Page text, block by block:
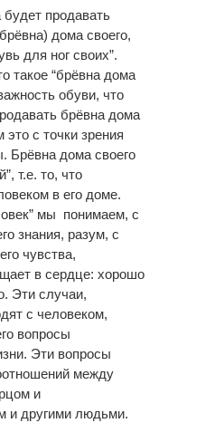
будет продавать
дома своего,
для ног своих”.
такое “брёвна дома
обуви, что
брёвна дома
с точки зрения
Брёвна дома своего
т.е. то, что
в его доме.
мы понимаем, с
знания, разум, с
чувства,
в сердце: хорошо
Эти случаи,
с человеком,
вопросы
Эти вопросы
между
и
и другими людьми.